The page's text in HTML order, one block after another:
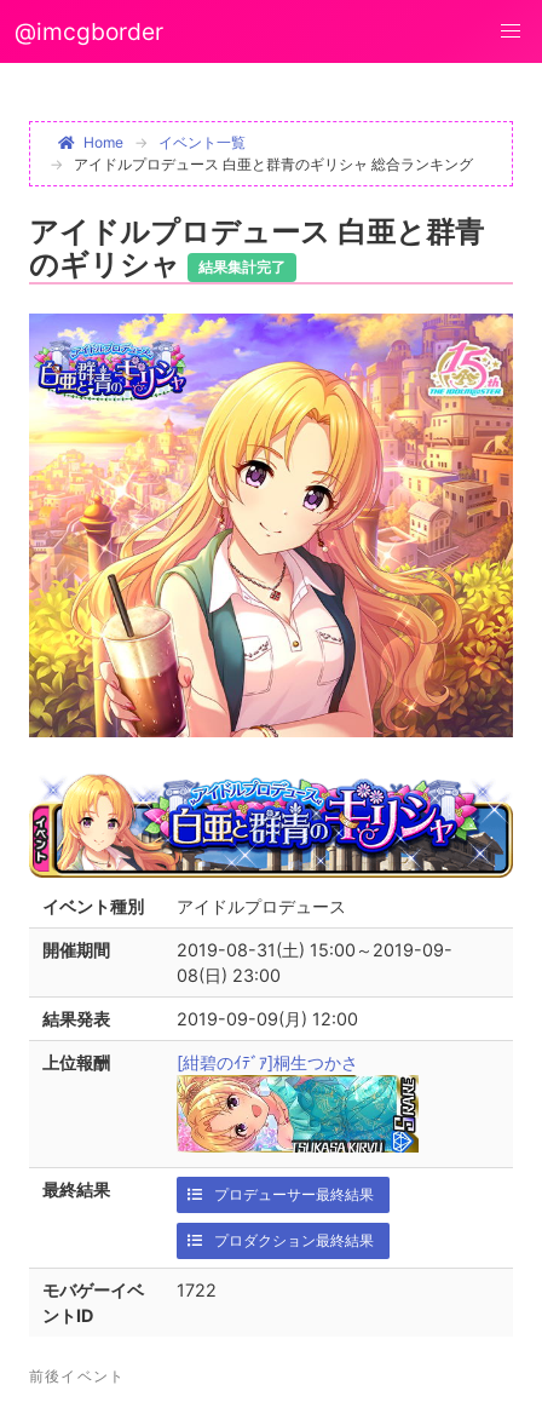
@imcgborder
Home
イベント一覧
アイドルプロデュース 白亜と群青のギリシャ 総合ランキング
アイドルプロデュース 白亜と群青
のギリシャ
結果集計完了
イベント種別 アイドルプロデュース
開催期間
2019-08-31(土) 15:00～2019-09-
08(日) 23:00
結果発表 2019-09-09(月) 12:00
上位報酬 [紺碧のｲﾃﾞｱ]桐生つかさ
最終結果 プロデューサー最終結果
プロダクション最終結果
モバゲーイベ
ントID
1722
前後イベント